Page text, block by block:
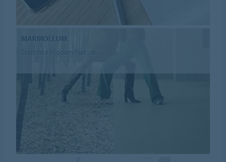
MARMOLEUM
Step into Modern Nature